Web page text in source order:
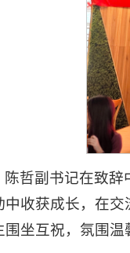
陈哲副书记在致
中收获成长，在
围坐互祝，氛围温